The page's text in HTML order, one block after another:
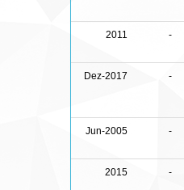
2011 -
Dez-2017 -
Jun-2005 -
2015 -